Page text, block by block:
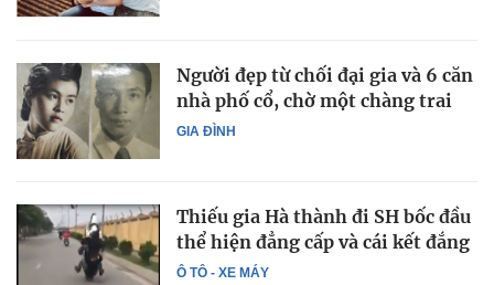
GIA ĐÌNH
Người đẹp từ chối đại gia và 6 căn
nhà phố cổ, chờ một chàng trai
Ô TÔ - XE MÁY
Thiếu gia Hà thành đi SH bốc đầu
thể hiện đẳng cấp và cái kết đắng